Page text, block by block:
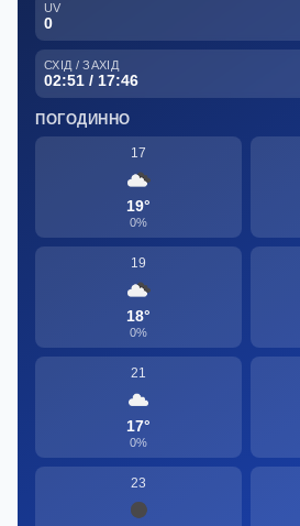
UV
0
СХІД / ЗАХІД
02:51 / 17:46
ПОГОДИННО
17
19°
0%
19
18°
0%
21
17°
0%
23